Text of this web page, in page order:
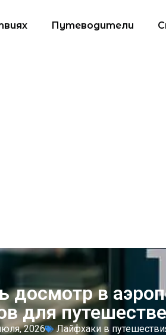
Путеводители
досмотр в
для
2026 Лайфхаки в